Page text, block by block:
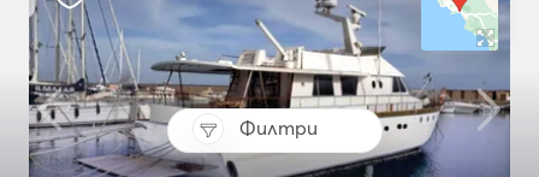
Филтри